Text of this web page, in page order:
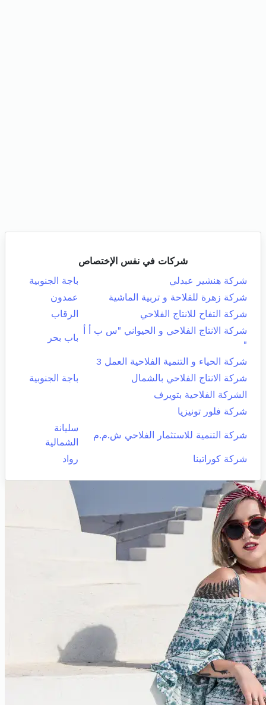
شركات في نفس الإختصاص
شركة هنشير عبدلي
باجة الجنوبية
شركة زهرة للفلاحة و تربية الماشية
عمدون
شركة التفاح للانتاج الفلاحي
الرقاب
شركة الانتاج الفلاحي و الحيواني "س ب أ أ
"
باب بحر
شركة الحياء و التنمية الفلاحية العمل 3
شركة الانتاج الفلاحي بالشمال
باجة الجنوبية
الشركة الفلاحية بتويرف
شركة فلور تونيزيا
شركة التنمية للاستثمار الفلاحي ش.م.م
سليانة
الشمالية
شركة كوراتينا
رواد